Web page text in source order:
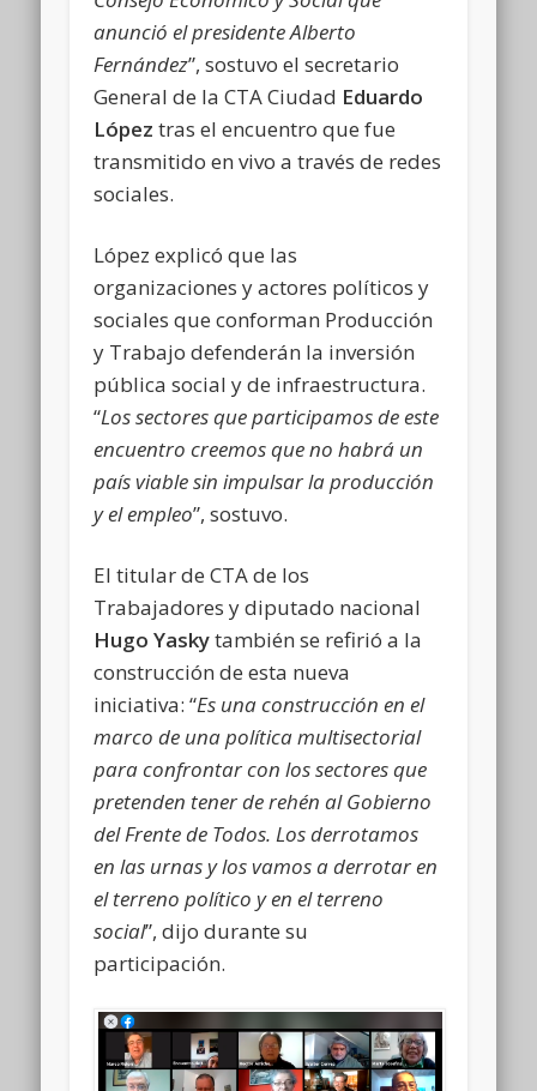
anunció el presidente Alberto
Fernández”, sostuvo el secretario
General de la CTA Ciudad Eduardo
López tras el encuentro que fue
transmitido en vivo a través de redes
sociales.
López explicó que las
organizaciones y actores políticos y
sociales que conforman Producción
y Trabajo defenderán la inversión
pública social y de infraestructura.
“Los sectores que participamos de este
encuentro creemos que no habrá un
país viable sin impulsar la producción
y el empleo”, sostuvo.
El titular de CTA de los
Trabajadores y diputado nacional
Hugo Yaskytambién se refirió a la
construcción de esta nueva
iniciativa: “Es una construcción en el
marco de una política multisectorial
para confrontar con los sectores que
pretenden tener de rehén al Gobierno
del Frente de Todos. Los derrotamos
en las urnas y los vamos a derrotar en
el terreno político y en el terreno
social”, dijo durante su
participación.